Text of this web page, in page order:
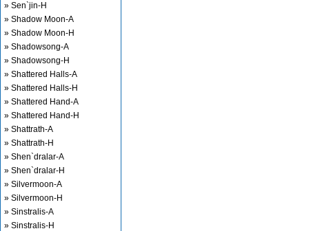
» Sen`jin-H
» Shadow Moon-A
» Shadow Moon-H
» Shadowsong-A
» Shadowsong-H
» Shattered Halls-A
» Shattered Halls-H
» Shattered Hand-A
» Shattered Hand-H
» Shattrath-A
» Shattrath-H
» Shen`dralar-A
» Shen`dralar-H
» Silvermoon-A
» Silvermoon-H
» Sinstralis-A
» Sinstralis-H